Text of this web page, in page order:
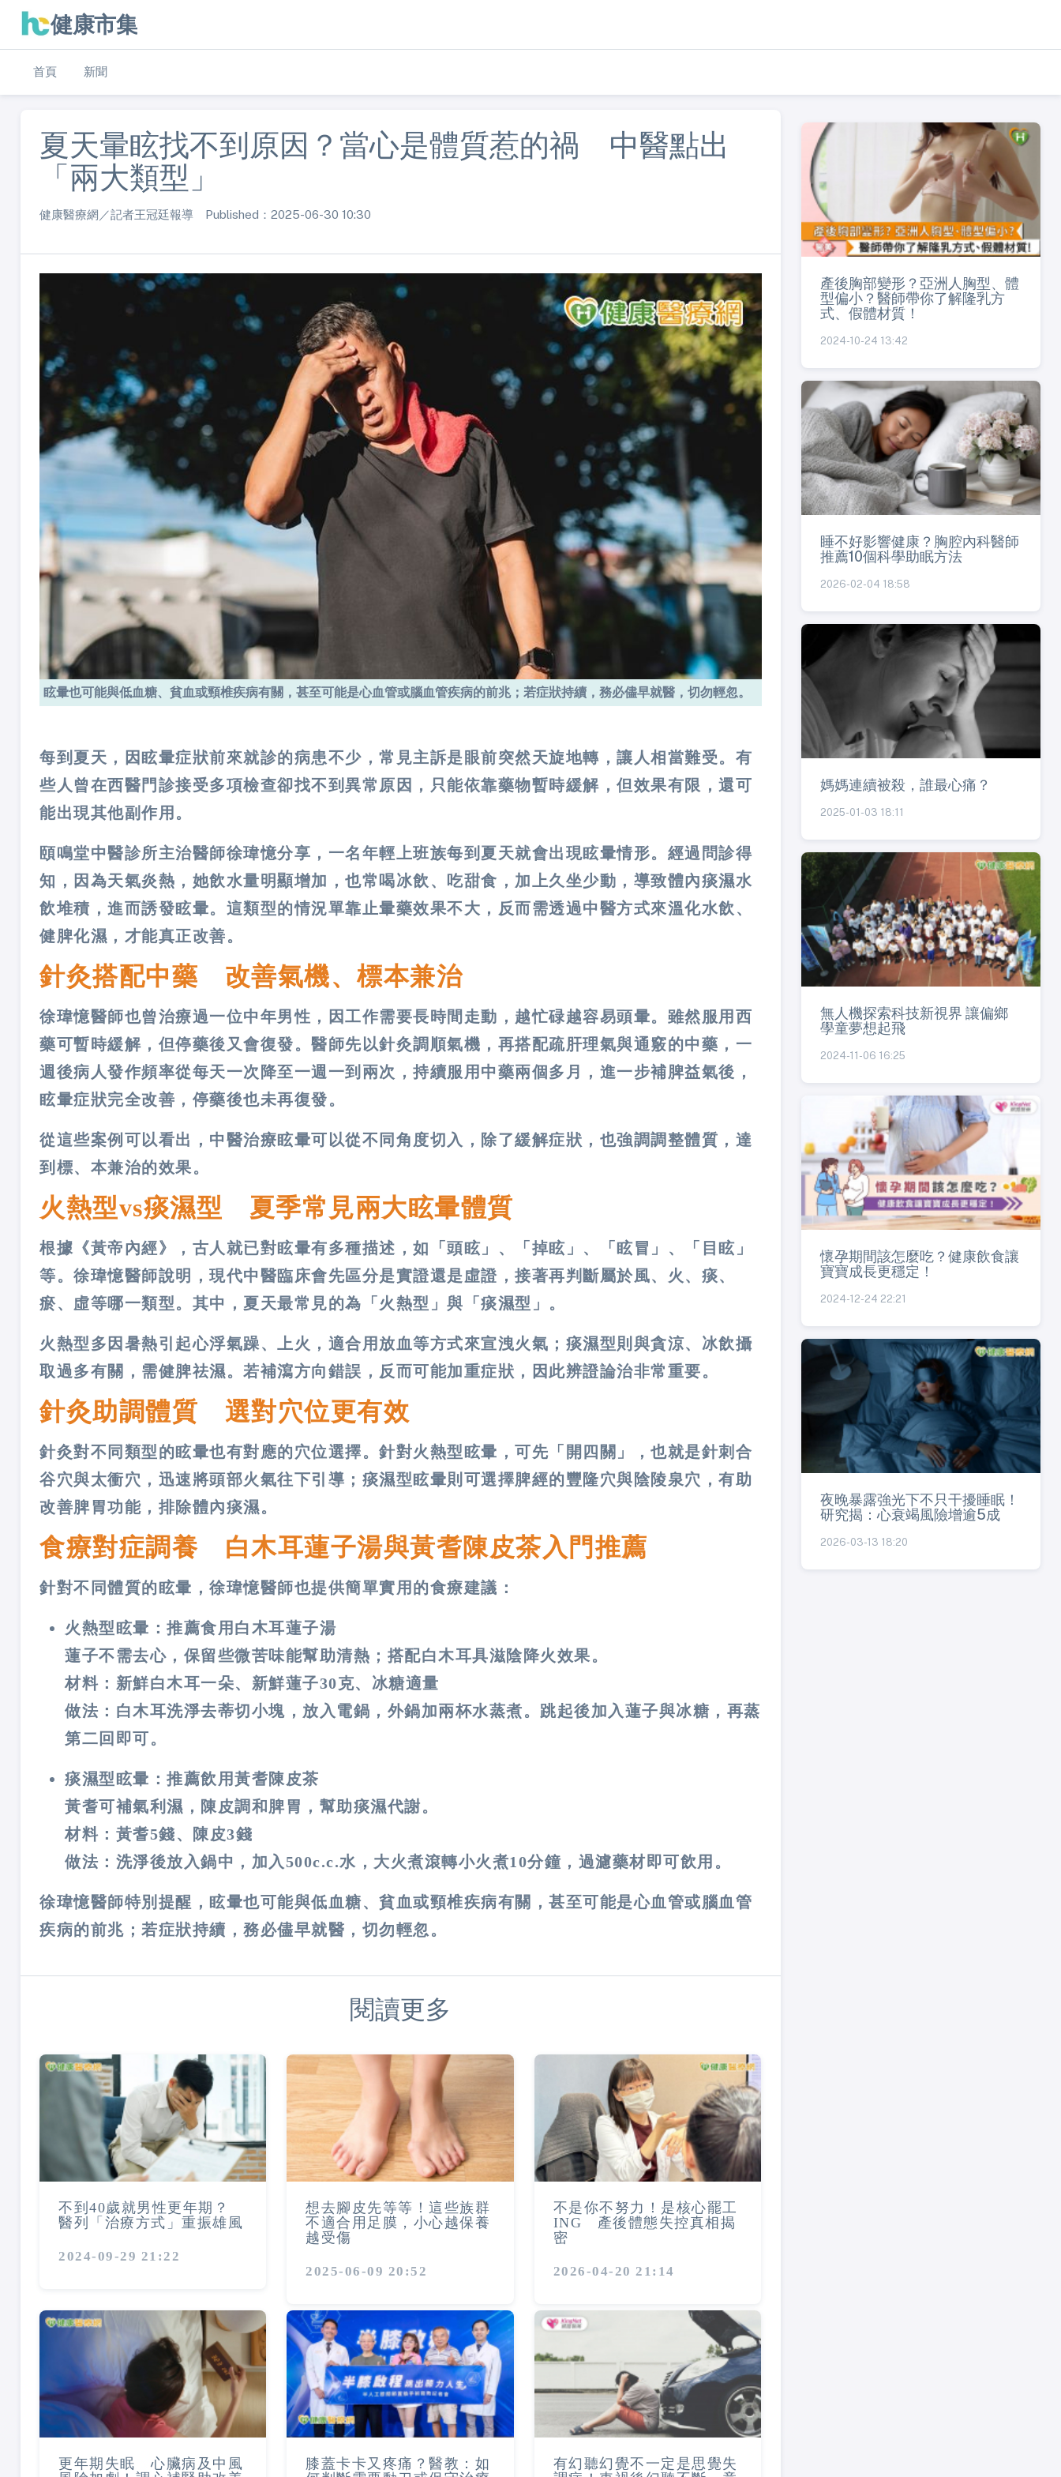
健康市集
首頁 新聞
夏天暈眩找不到原因？當心是體質惹的禍 中醫點出
「兩大類型」
健康醫療網／記者王冠廷報導 Published：2025-06-30 10:30
眩暈也可能與低血糖、貧血或頸椎疾病有關，甚至可能是心血管或腦血管疾病的前兆；若症狀持續，務必儘早就醫，切勿輕忽。
每到夏天，因眩暈症狀前來就診的病患不少，常見主訴是眼前突然天旋地轉，讓人相當難受。有
些人曾在西醫門診接受多項檢查卻找不到異常原因，只能依靠藥物暫時緩解，但效果有限，還可
能出現其他副作用。
頤鳴堂中醫診所主治醫師徐瑋憶分享，一名年輕上班族每到夏天就會出現眩暈情形。經過問診得
知，因為天氣炎熱，她飲水量明顯增加，也常喝冰飲、吃甜食，加上久坐少動，導致體內痰濕水
飲堆積，進而誘發眩暈。這類型的情況單靠止暈藥效果不大，反而需透過中醫方式來溫化水飲、
健脾化濕，才能真正改善。
針灸搭配中藥 改善氣機、標本兼治
徐瑋憶醫師也曾治療過一位中年男性，因工作需要長時間走動，越忙碌越容易頭暈。雖然服用西
藥可暫時緩解，但停藥後又會復發。醫師先以針灸調順氣機，再搭配疏肝理氣與通竅的中藥，一
週後病人發作頻率從每天一次降至一週一到兩次，持續服用中藥兩個多月，進一步補脾益氣後，
眩暈症狀完全改善，停藥後也未再復發。
從這些案例可以看出，中醫治療眩暈可以從不同角度切入，除了緩解症狀，也強調調整體質，達
到標、本兼治的效果。
火熱型vs痰濕型 夏季常見兩大眩暈體質
根據《黃帝內經》，古人就已對眩暈有多種描述，如「頭眩」、「掉眩」、「眩冒」、「目眩」
等。徐瑋憶醫師說明，現代中醫臨床會先區分是實證還是虛證，接著再判斷屬於風、火、痰、
瘀、虛等哪一類型。其中，夏天最常見的為「火熱型」與「痰濕型」。
火熱型多因暑熱引起心浮氣躁、上火，適合用放血等方式來宣洩火氣；痰濕型則與貪涼、冰飲攝
取過多有關，需健脾祛濕。若補瀉方向錯誤，反而可能加重症狀，因此辨證論治非常重要。
針灸助調體質 選對穴位更有效
針灸對不同類型的眩暈也有對應的穴位選擇。針對火熱型眩暈，可先「開四關」，也就是針刺合
谷穴與太衝穴，迅速將頭部火氣往下引導；痰濕型眩暈則可選擇脾經的豐隆穴與陰陵泉穴，有助
改善脾胃功能，排除體內痰濕。
食療對症調養 白木耳蓮子湯與黃耆陳皮茶入門推薦
針對不同體質的眩暈，徐瑋憶醫師也提供簡單實用的食療建議：
火熱型眩暈：推薦食用白木耳蓮子湯
蓮子不需去心，保留些微苦味能幫助清熱；搭配白木耳具滋陰降火效果。
材料：新鮮白木耳一朵、新鮮蓮子30克、冰糖適量
做法：白木耳洗淨去蒂切小塊，放入電鍋，外鍋加兩杯水蒸煮。跳起後加入蓮子與冰糖，再蒸
第二回即可。
痰濕型眩暈：推薦飲用黃耆陳皮茶
黃耆可補氣利濕，陳皮調和脾胃，幫助痰濕代謝。
材料：黃耆5錢、陳皮3錢
做法：洗淨後放入鍋中，加入500c.c.水，大火煮滾轉小火煮10分鐘，過濾藥材即可飲用。
徐瑋憶醫師特別提醒，眩暈也可能與低血糖、貧血或頸椎疾病有關，甚至可能是心血管或腦血管
疾病的前兆；若症狀持續，務必儘早就醫，切勿輕忽。
閱讀更多
不到40歲就男性更年期？
醫列「治療方式」重振雄風
2024-09-29 21:22
想去腳皮先等等！這些族群
不適合用足膜，小心越保養
越受傷
2025-06-09 20:52
不是你不努力！是核心罷工
ING 產後體態失控真相揭
密
2026-04-20 21:14
更年期失眠 心臟病及中風
膝蓋卡卡又疼痛？醫教：如
有幻聽幻覺不一定是思覺失
產後胸部變形？亞洲人胸型、體
型偏小？醫師帶你了解隆乳方
式、假體材質！
2024-10-24 13:42
睡不好影響健康？胸腔內科醫師
推薦10個科學助眠方法
2026-02-04 18:58
媽媽連續被殺，誰最心痛？
2025-01-03 18:11
無人機探索科技新視界 讓偏鄉
學童夢想起飛
2024-11-06 16:25
懷孕期間該怎麼吃？健康飲食讓
寶寶成長更穩定！
2024-12-24 22:21
夜晚暴露強光下不只干擾睡眠！
研究揭：心衰竭風險增逾5成
2026-03-13 18:20